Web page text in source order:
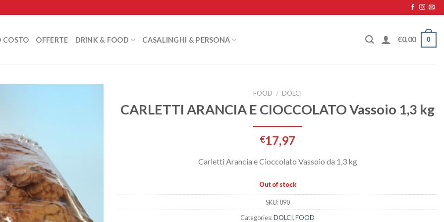
COSTO OFFERTE DRINK & FOOD CASALINGHI & PERSONA €0,00 0
FOOD / DOLCI
CARLETTI ARANCIA E CIOCCOLATO Vassoio 1,3 kg
€17,97
Carletti Arancia e Cioccolato Vassoio da 1,3 kg
Out of stock
SKU:890
Categories:DOLCI,FOOD